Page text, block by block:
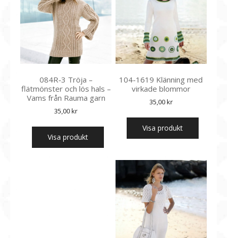
084R-3 Tröja –
flätmönster och lös hals –
Vams från Rauma garn
35,00kr
Visa produkt
104-1619 Klänning med
virkade blommor
35,00kr
Visa produkt